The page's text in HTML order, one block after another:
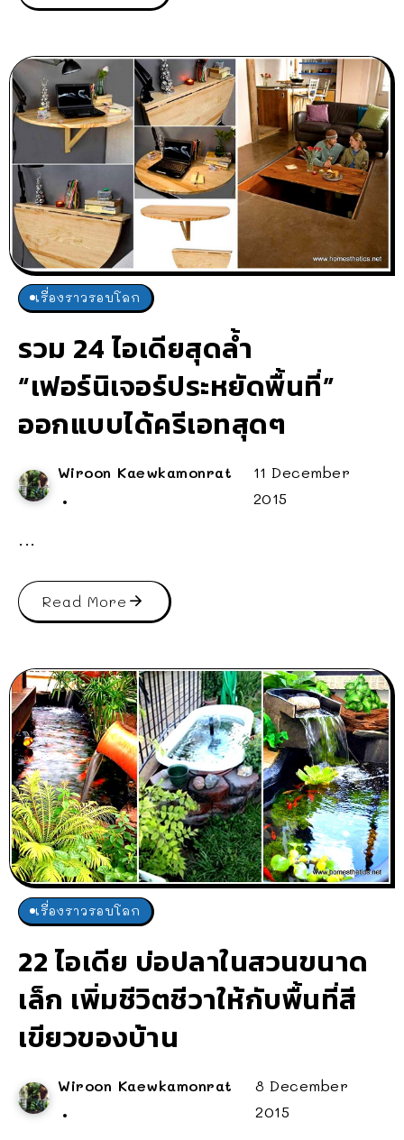
เรื่องราวรอบโลก
รวม 24 ไอเดียสุดล้ำ
“เฟอร์นิเจอร์ประหยัดพื้นที่”
ออกแบบได้ครีเอทสุดๆ
Wiroon Kaewkamonrat
11 December
2015
...
Read More
เรื่องราวรอบโลก
22 ไอเดีย บ่อปลาในสวนขนาด
เล็ก เพิ่มชีวิตชีวาให้กับพื้นที่สี
เขียวของบ้าน
Wiroon Kaewkamonrat
8 December
2015